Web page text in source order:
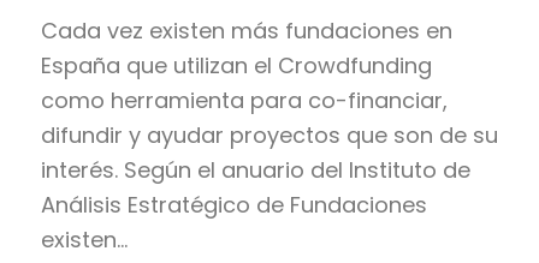
Cada vez existen más fundaciones en
España que utilizan el Crowdfunding
como herramienta para co-financiar,
difundir y ayudar proyectos que son de su
interés. Según el anuario del Instituto de
Análisis Estratégico de Fundaciones
existen…